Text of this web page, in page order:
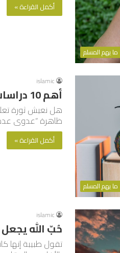
ما يهم المسلم
أكمل القراءة »
ما يهم المسلم
islamic
أهم 10 دراسات تعليمية في عام 2024
ظاهرة “عدوى عدم
أكمل القراءة »
islamic
حُبّ الله
تقول طبيبة إنها